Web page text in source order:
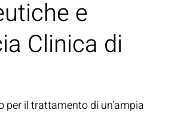
e
Clinica di
per il trattamento di un’ampia